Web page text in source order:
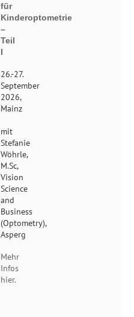
für
Kinderoptometrie
–
Teil
I
26.-27.
September
2026,
Mainz
mit
Stefanie
Wöhrle,
M.Sc,
Vision
Science
and
Business
(Optometry),
Asperg
Mehr
Infos
hier.